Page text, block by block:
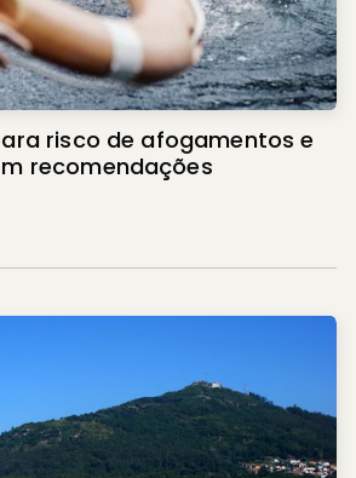
risco de afogamentos e
recomendações